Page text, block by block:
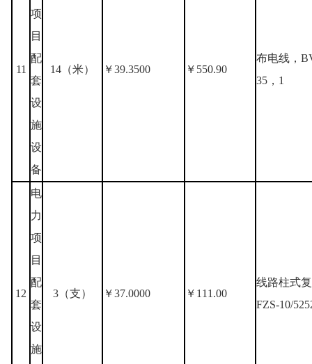
11
项
目
配
套
设
施
设
备
14（米） ￥39.3500 ￥550.90
布电线，
35，1
12
电
力
项
目
配
套
设
施
3（支） ￥37.0000 ￥111.00
线路柱式
FZS-10/